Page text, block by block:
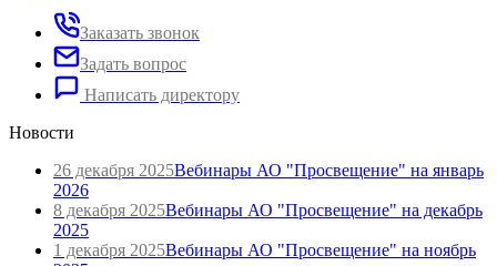
Заказать звонок
Задать вопрос
Написать директору
Новости
26 декабря 2025Вебинары АО "Просвещение" на январь
2026
8 декабря 2025Вебинары АО "Просвещение" на декабрь
2025
1 декабря 2025Вебинары АО "Просвещение" на ноябрь